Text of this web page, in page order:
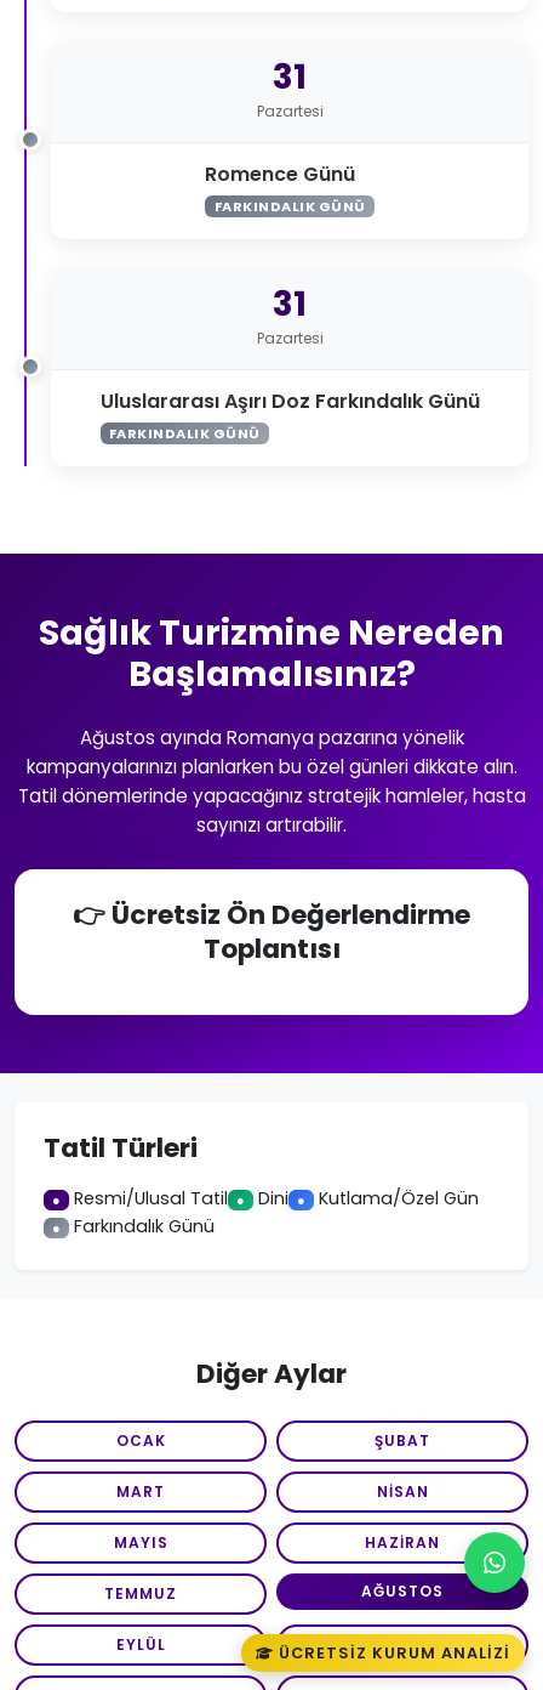
31
Pazartesi
Romence Günü
FARKINDALIK GÜNÜ
31
Pazartesi
Uluslararası Aşırı Doz Farkındalık Günü
FARKINDALIK GÜNÜ
Sağlık Turizmine Nereden
Başlamalısınız?
Ağustos ayında Romanya pazarına yönelik
kampanyalarınızı planlarken bu özel günleri dikkate alın.
Tatil dönemlerinde yapacağınız stratejik hamleler, hasta
sayınızı artırabilir.
👉 Ücretsiz Ön Değerlendirme
Toplantısı
Tatil Türleri
● Resmi/Ulusal Tatil ● Dini ● Kutlama/Özel Gün
● Farkındalık Günü
Diğer Aylar
OCAK ŞUBAT
MART NISAN
MAYIS HAZIRAN
TEMMUZ AĞUSTOS
EYLÜL EKIM
ÜCRETSIZ KURUM ANALIZI